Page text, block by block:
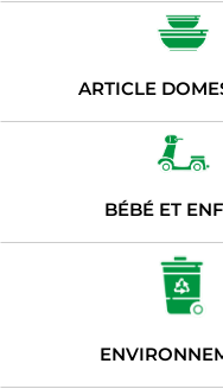
ARTICLE
BÉBÉ ET